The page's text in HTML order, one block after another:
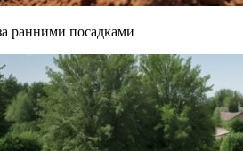
ранними посадками